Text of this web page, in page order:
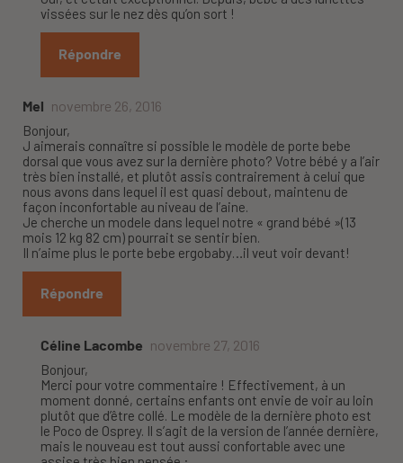
vissées sur le nez dès qu’on sort !
Répondre
Mel novembre 26, 2016
Bonjour,
J aimerais connaître si possible le modèle de porte bebe
dorsal que vous avez sur la dernière photo? Votre bébé y a l’air
très bien installé, et plutôt assis contrairement à celui que
nous avons dans lequel il est quasi debout, maintenu de
façon inconfortable au niveau de l’aine.
Je cherche un modele dans lequel notre « grand bébé »(13
mois 12 kg 82 cm) pourrait se sentir bien.
Il n’aime plus le porte bebe ergobaby…il veut voir devant!
Répondre
Céline Lacombe novembre 27, 2016
Bonjour,
Merci pour votre commentaire ! Effectivement, à un
moment donné, certains enfants ont envie de voir au loin
plutôt que d’être collé. Le modèle de la dernière photo est
le Poco de Osprey. Il s’agit de la version de l’année dernière,
mais le nouveau est tout aussi confortable avec une